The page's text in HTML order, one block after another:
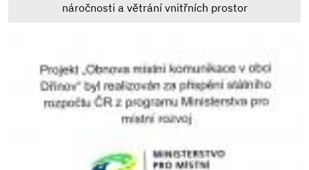
náročnosti a větrání vnitřních prostor